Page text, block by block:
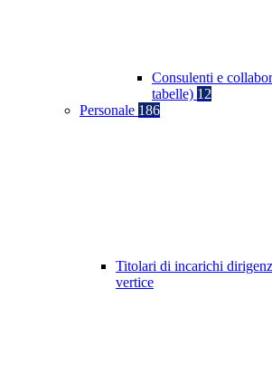
Consulenti e
tabelle) 12
Personale 186
Titolari di incarichi
vertice